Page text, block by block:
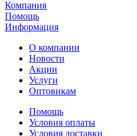
Компания
Помощь
Информация
О компании
Новости
Акции
Услуги
Оптовикам
Помощь
Условия оплаты
Условия доставки